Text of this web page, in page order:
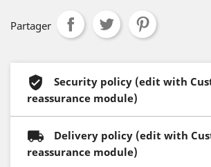
Partager
Security policy (edit with
reassurance module)
Delivery policy (edit with
reassurance module)